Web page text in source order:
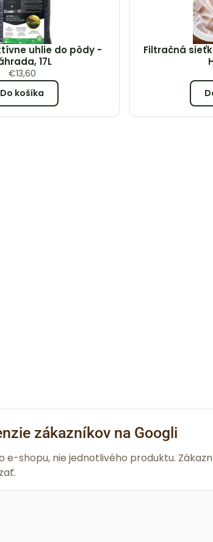
uhlie do pôdy -
17L
€13,60
Do košíka
Filtračná
zákazníkov na Googli
e-shopu, nie jednotlivého produktu.